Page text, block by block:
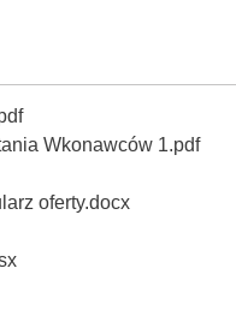
Wkonawców 1.pdf
oferty.docx